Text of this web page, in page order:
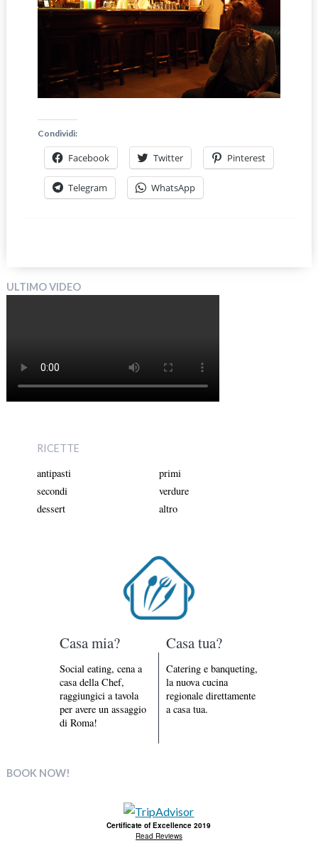
Condividi:
Facebook Twitter Pinterest
Telegram WhatsApp
ULTIMO VIDEO
RICETTE
antipasti
primi
secondi
verdure
dessert
altro
Casa mia?
Social eating, cena a
casa della Chef,
raggiungici a tavola
per avere un assaggio
di Roma!
Casa tua?
Catering e banqueting,
la nuova cucina
regionale direttamente
a casa tua.
BOOK NOW!
Certificate of Excellence 2019
Read Reviews